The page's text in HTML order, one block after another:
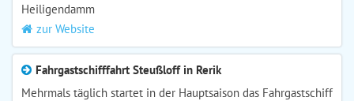
Heiligendamm
zur Website
Fahrgastschifffahrt Steußloff in Rerik
Mehrmals täglich startet in der Hauptsaison das Fahrgastschiff